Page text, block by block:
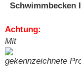
Schwimmbecken
Achtung:
Mit
gekennzeichnete